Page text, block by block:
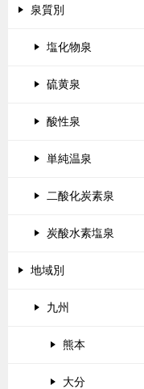
泉質別
塩化物泉
硫黄泉
酸性泉
単純温泉
二酸化炭素泉
炭酸水素塩泉
地域別
九州
熊本
大分